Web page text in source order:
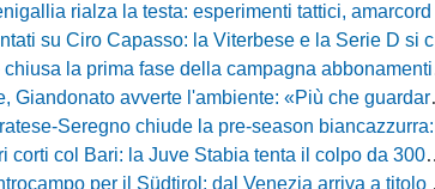
rialza la testa: esperimenti tattici, amarcord e lo sguardo al Rimini
Ciro Capasso: la Viterbese e la Serie D si contendono l'esterno ex Fiorentina
prima fase della campagna abbonamenti: circa 400 tessere rinnovate in prelazione
l'ambiente: «Più che guardare chi avremo di fronte, mi interessa vedere la mia squadra migliorare giorno dopo giorno»
Seregno chiude la pre-season biancazzurra: info e dove vedere il match
col Bari: la Juve Stabia tenta il colpo da 300mila euro
per il Südtirol: dal Venezia arriva a titolo definitivo Bjarki Bjarkason